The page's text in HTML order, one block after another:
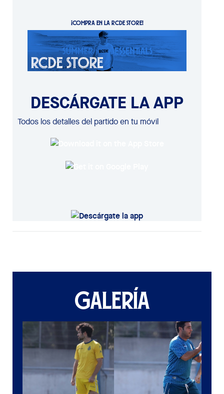
¡COMPRA EN LA RCDE STORE!
DESCÁRGATE LA APP
Todos los detalles del partido en tu móvil
GALERÍA